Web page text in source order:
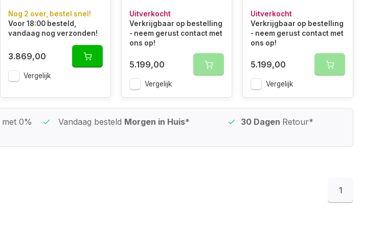
Nog 2 over, bestel snel!
Voor 18:00 besteld,
vandaag nog verzonden!
3.869,00
Vergelijk
Uitverkocht
Verkrijgbaar op bestelling
- neem gerust contact met
ons op!
5.199,00
Vergelijk
Uitverkocht
Verkrijgbaar op bestelling
- neem gerust contact met
ons op!
5.199,00
Vergelijk
met 0%
Vandaag besteld Morgen in Huis* 30 Dagen Retour*
1